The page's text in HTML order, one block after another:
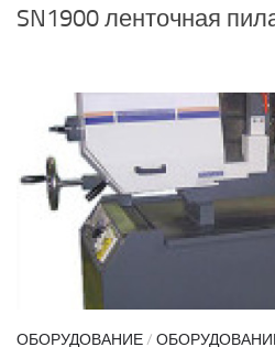
SN1900 ленточная
ОБОРУДОВАНИЕ/